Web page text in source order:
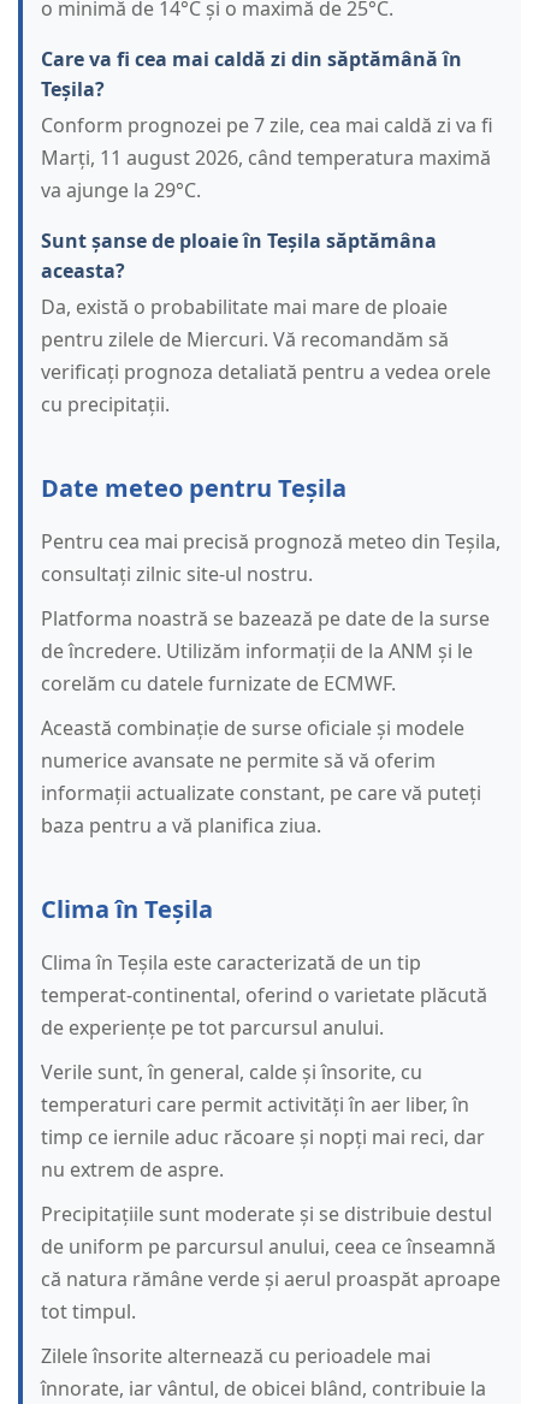
o minimă de 14°C și o maximă de 25°C.
Care va fi cea mai caldă zi din săptămână în
Teșila?
Conform prognozei pe 7 zile, cea mai caldă zi va fi
Marți, 11 august 2026, când temperatura maximă
va ajunge la 29°C.
Sunt șanse de ploaie în Teșila săptămâna
aceasta?
Da, există o probabilitate mai mare de ploaie
pentru zilele de Miercuri. Vă recomandăm să
verificați prognoza detaliată pentru a vedea orele
cu precipitații.
Date meteo pentru Teșila
Pentru cea mai precisă prognoză meteo din Teșila,
consultați zilnic site-ul nostru.
Platforma noastră se bazează pe date de la surse
de încredere. Utilizăm informații de la ANM și le
corelăm cu datele furnizate de ECMWF.
Această combinație de surse oficiale și modele
numerice avansate ne permite să vă oferim
informații actualizate constant, pe care vă puteți
baza pentru a vă planifica ziua.
Clima în Teșila
Clima în Teșila este caracterizată de un tip
temperat-continental, oferind o varietate plăcută
de experiențe pe tot parcursul anului.
Verile sunt, în general, calde și însorite, cu
temperaturi care permit activități în aer liber, în
timp ce iernile aduc răcoare și nopți mai reci, dar
nu extrem de aspre.
Precipitațiile sunt moderate și se distribuie destul
de uniform pe parcursul anului, ceea ce înseamnă
că natura rămâne verde și aerul proaspăt aproape
tot timpul.
Zilele însorite alternează cu perioadele mai
înnorate, iar vântul, de obicei blând, contribuie la